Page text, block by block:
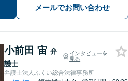
直通電話｜事前予約で夜間・休日可】
【完全個室】
メールでお問い合わせ
小前田 宙 弁
護士
インタビューを
見る
弁護士法人ふくい総合法律事務所